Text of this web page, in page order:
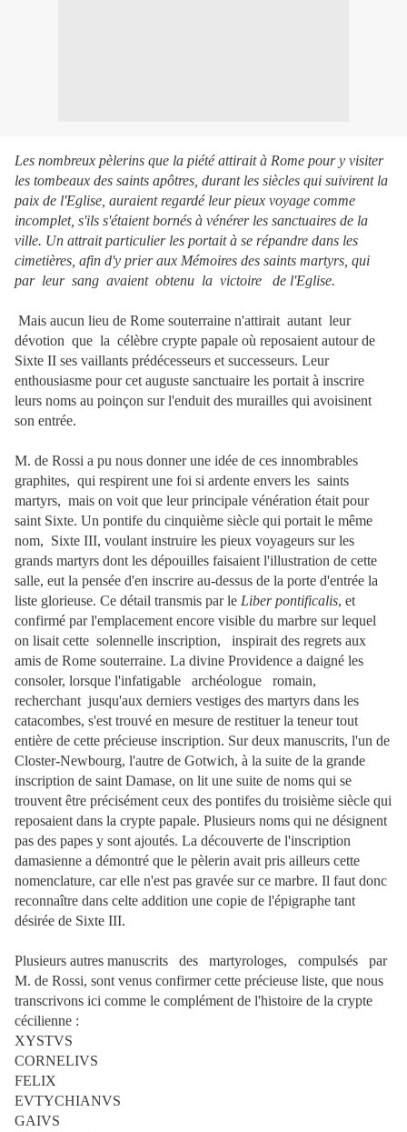
Les nombreux pèlerins que la piété attirait à Rome pour y visiter
les tombeaux des saints apôtres, durant les siècles qui suivirent la
paix de l'Eglise, auraient regardé leur pieux voyage comme
incomplet, s'ils s'étaient bornés à vénérer les sanctuaires de la
ville. Un attrait particulier les portait à se répandre dans les
cimetières, afin d'y prier aux Mémoires des saints martyrs, qui
par leur sang avaient obtenu la victoire de l'Eglise.
Mais aucun lieu de Rome souterraine n'attirait autant leur
dévotion que la célèbre crypte papale où reposaient autour de
Sixte II ses vaillants prédécesseurs et successeurs. Leur
enthousiasme pour cet auguste sanctuaire les portait à inscrire
leurs noms au poinçon sur l'enduit des murailles qui avoisinent
son entrée.
M. de Rossi a pu nous donner une idée de ces innombrables
graphites, qui respirent une foi si ardente envers les saints
martyrs, mais on voit que leur principale vénération était pour
saint Sixte. Un pontife du cinquième siècle qui portait le même
nom, Sixte III, voulant instruire les pieux voyageurs sur les
grands martyrs dont les dépouilles faisaient l'illustration de cette
salle, eut la pensée d'en inscrire au-dessus de la porte d'entrée la
liste glorieuse. Ce détail transmis par le Liber pontificalis, et
confirmé par l'emplacement encore visible du marbre sur lequel
on lisait cette solennelle inscription, inspirait des regrets aux
amis de Rome souterraine. La divine Providence a daigné les
consoler, lorsque l'infatigable archéologue romain,
recherchant jusqu'aux derniers vestiges des martyrs dans les
catacombes, s'est trouvé en mesure de restituer la teneur tout
entière de cette précieuse inscription. Sur deux manuscrits, l'un de
Closter-Newbourg, l'autre de Gotwich, à la suite de la grande
inscription de saint Damase, on lit une suite de noms qui se
trouvent être précisément ceux des pontifes du troisième siècle qui
reposaient dans la crypte papale. Plusieurs noms qui ne désignent
pas des papes y sont ajoutés. La découverte de l'inscription
damasienne a démontré que le pèlerin avait pris ailleurs cette
nomenclature, car elle n'est pas gravée sur ce marbre. Il faut donc
reconnaître dans celte addition une copie de l'épigraphe tant
désirée de Sixte III.
Plusieurs autres manuscrits des martyrologes, compulsés par
M. de Rossi, sont venus confirmer cette précieuse liste, que nous
transcrivons ici comme le complément de l'histoire de la crypte
cécilienne :
XYSTVS
CORNELIVS
FELIX
EVTYCHIANVS
GAIVS